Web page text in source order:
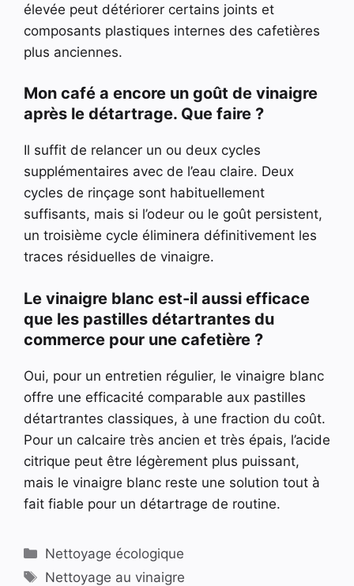
élevée peut détériorer certains joints et
composants plastiques internes des cafetières
plus anciennes.
Mon café a encore un goût de vinaigre
après le détartrage. Que faire ?
Il suffit de relancer un ou deux cycles
supplémentaires avec de l’eau claire. Deux
cycles de rinçage sont habituellement
suffisants, mais si l’odeur ou le goût persistent,
un troisième cycle éliminera définitivement les
traces résiduelles de vinaigre.
Le vinaigre blanc est-il aussi efficace
que les pastilles détartrantes du
commerce pour une cafetière ?
Oui, pour un entretien régulier, le vinaigre blanc
offre une efficacité comparable aux pastilles
détartrantes classiques, à une fraction du coût.
Pour un calcaire très ancien et très épais, l’acide
citrique peut être légèrement plus puissant,
mais le vinaigre blanc reste une solution tout à
fait fiable pour un détartrage de routine.
Catégories
Nettoyage écologique
Étiquettes
Nettoyage au vinaigre